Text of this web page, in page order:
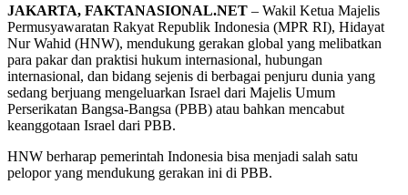
JAKARTA, FAKTANASIONAL.NET – Wakil Ketua Majelis
Permusyawaratan Rakyat Republik Indonesia (MPR RI), Hidayat
Nur Wahid (HNW), mendukung gerakan global yang melibatkan
para pakar dan praktisi hukum internasional, hubungan
internasional, dan bidang sejenis di berbagai penjuru dunia yang
sedang berjuang mengeluarkan Israel dari Majelis Umum
Perserikatan Bangsa-Bangsa (PBB) atau bahkan mencabut
keanggotaan Israel dari PBB.
HNW berharap pemerintah Indonesia bisa menjadi salah satu
pelopor yang mendukung gerakan ini di PBB.